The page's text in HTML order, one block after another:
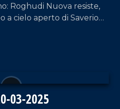
Roghudi Nuova resiste,
a cielo aperto di Saverio
il vicesindaco
03-2025